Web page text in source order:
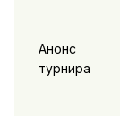
Анонс
турнира